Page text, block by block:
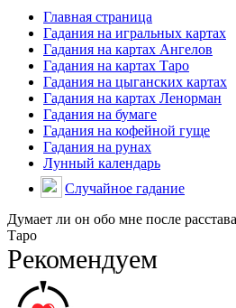
Главная страница
Гадания на игральных картах
Гадания на картах Ангелов
Гадания на картах Таро
Гадания на цыганских картах
Гадания на картах Ленорман
Гадания на бумаге
Гадания на кофейной гуще
Гадания на рунах
Лунный календарь
Случайное гадание
Думает ли он обо мне после
Таро
Рекомендуем